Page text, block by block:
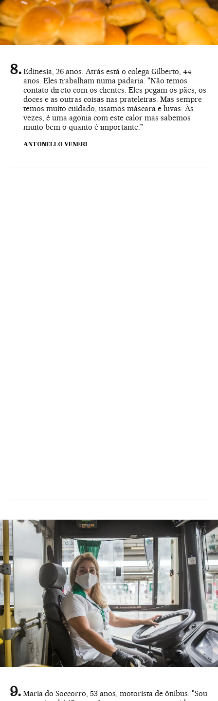
Edinesia, 26 anos. Atrás está o colega Gilberto, 44
anos. Eles trabalham numa padaria. "Não temos
contato direto com os clientes. Eles pegam os pães, os
doces e as outras coisas nas prateleiras. Mas sempre
temos muito cuidado, usamos máscara e luvas. Às
vezes, é uma agonia com este calor mas sabemos
muito bem o quanto é importante."
ANTONELLO VENERI
Maria do Soccorro, 53 anos, motorista de ônibus. "Sou